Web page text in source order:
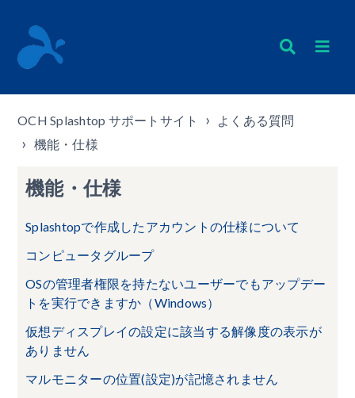
OCH Splashtop サポートサイト
よくある質問
機能・仕様
機能・仕様
Splashtopで作成したアカウントの仕様について
コンピュータグループ
OSの管理者権限を持たないユーザーでもアップデー
トを実行できますか（Windows）
仮想ディスプレイの設定に該当する解像度の表示が
ありません
マルモニターの位置(設定)が記憶されません